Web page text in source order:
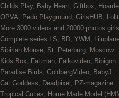
Childs Play, Baby Heart, Giftbox,
OPVA, Pedo Playground, GirlsHUB,
More 3000 videos and 20000 photos
Complete series LS, BD, YWM,
Sibirian Mouse, St. Peterburg, Moscow
Kids Box, Fattman, Falkovideo, Bibigon
Paradise Birds, GoldbergVideo, BabyJ
Cat Goddess, Deadpixel, PZ-magazine
Tropical Cuties, Home Made Model